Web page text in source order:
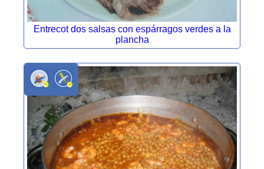
Entrecot dos salsas con espárragos verdes a la
plancha